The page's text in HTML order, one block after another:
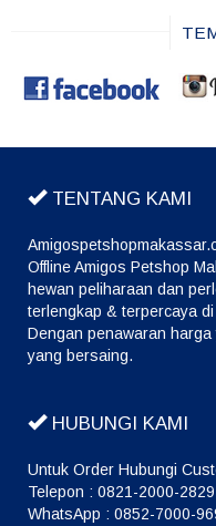
TENTANG KAMI
Offline Amigos Petshop
hewan peliharaan dan
terlengkap & terpercaya
Dengan penawaran
yang bersaing.
HUBUNGI KAMI
Untuk Order Hubungi
Telepon : 0821-2000-2829
WhatsApp : 0852-7000-